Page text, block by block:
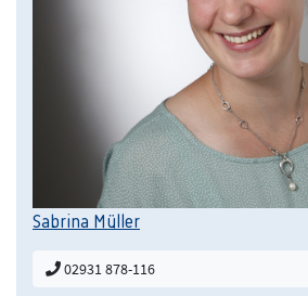
Sabrina Müller
02931 878-116